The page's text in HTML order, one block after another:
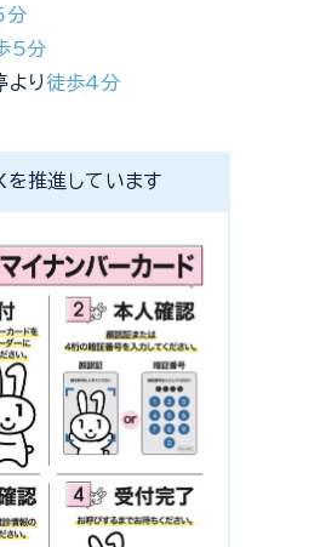
分
5分
より徒歩4分
を推進しています